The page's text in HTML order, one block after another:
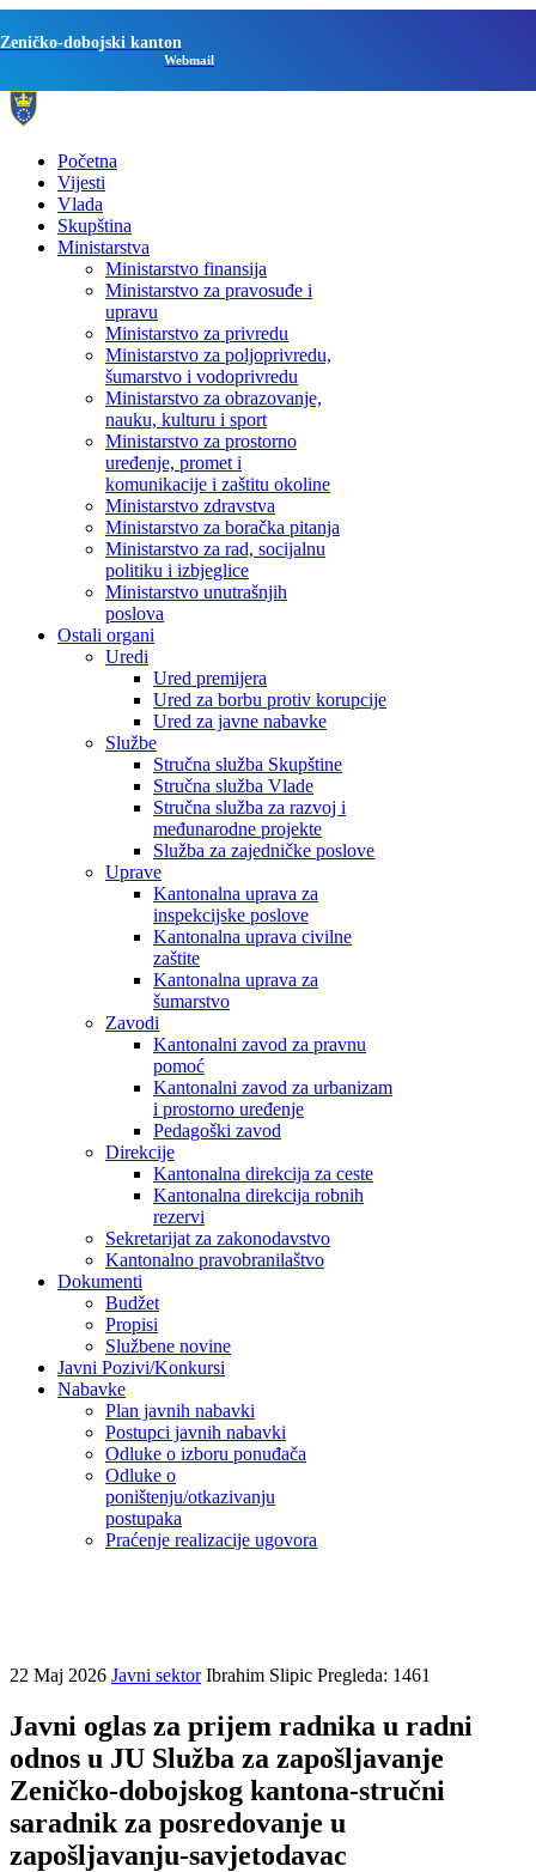
Zeničko-dobojski kanton
Webmail
Početna
Vijesti
Vlada
Skupština
Ministarstva
Ministarstvo finansija
Ministarstvo za pravosuđe i
upravu
Ministarstvo za privredu
Ministarstvo za poljoprivredu,
šumarstvo i vodoprivredu
Ministarstvo za obrazovanje,
nauku, kulturu i sport
Ministarstvo za prostorno
uređenje, promet i
komunikacije i zaštitu okoline
Ministarstvo zdravstva
Ministarstvo za boračka pitanja
Ministarstvo za rad, socijalnu
politiku i izbjeglice
Ministarstvo unutrašnjih
poslova
Ostali organi
Uredi
Ured premijera
Ured za borbu protiv korupcije
Ured za javne nabavke
Službe
Stručna služba Skupštine
Stručna služba Vlade
Stručna služba za razvoj i
međunarodne projekte
Služba za zajedničke poslove
Uprave
Kantonalna uprava za
inspekcijske poslove
Kantonalna uprava civilne
zaštite
Kantonalna uprava za
šumarstvo
Zavodi
Kantonalni zavod za pravnu
pomoć
Kantonalni zavod za urbanizam
i prostorno uređenje
Pedagoški zavod
Direkcije
Kantonalna direkcija za ceste
Kantonalna direkcija robnih
rezervi
Sekretarijat za zakonodavstvo
Kantonalno pravobranilaštvo
Dokumenti
Budžet
Propisi
Službene novine
Javni Pozivi/Konkursi
Nabavke
Plan javnih nabavki
Postupci javnih nabavki
Odluke o izboru ponuđača
Odluke o
poništenju/otkazivanju
postupaka
Praćenje realizacije ugovora
22 Maj 2026 Javni sektor Ibrahim Slipic Pregleda: 1461
Javni oglas za prijem radnika u radni
odnos u JU Služba za zapošljavanje
Zeničko-dobojskog kantona-stručni
saradnik za posredovanje u
zapošljavanju-savjetodavac